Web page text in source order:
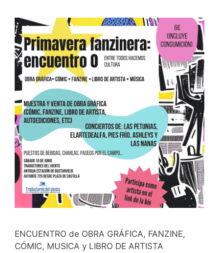
ENCUENTRO de OBRA GRÁFICA, FANZINE,
CÓMIC, MUSICA y LIBRO DE ARTISTA